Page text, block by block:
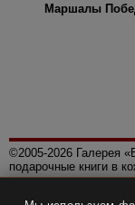
Маршалы
©2005-2026 Галерея
подарочные книги в